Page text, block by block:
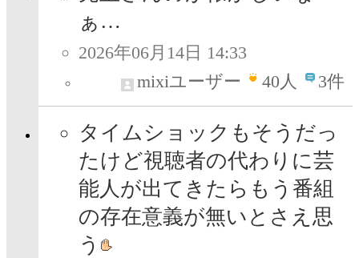
ぁ…
2026年06月14日 14:33
mixiユーザー
40人 3件
タイムショックもそうだっ
たけど視聴者の代わりに芸
能人が出てきたらもう番組
の存在意義が無いとさえ思
う